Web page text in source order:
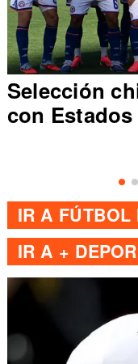
Selección
con
IR A FÚTBOL
IR A +